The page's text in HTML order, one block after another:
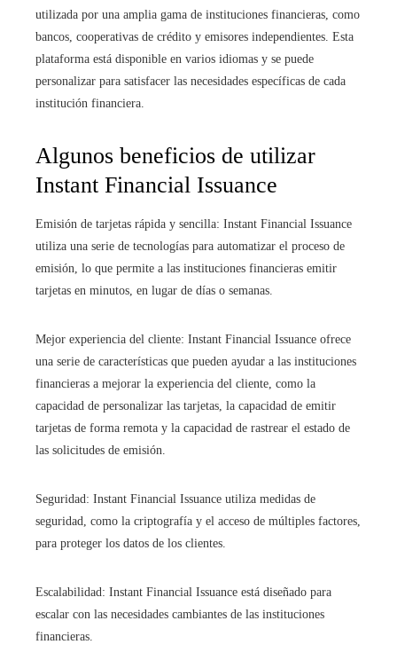
utilizada por una amplia gama de instituciones financieras, como
bancos, cooperativas de crédito y emisores independientes. Esta
plataforma está disponible en varios idiomas y se puede
personalizar para satisfacer las necesidades específicas de cada
institución financiera.
Algunos beneficios de utilizar
Instant Financial Issuance
Emisión de tarjetas rápida y sencilla: Instant Financial Issuance
utiliza una serie de tecnologías para automatizar el proceso de
emisión, lo que permite a las instituciones financieras emitir
tarjetas en minutos, en lugar de días o semanas.
Mejor experiencia del cliente: Instant Financial Issuance ofrece
una serie de características que pueden ayudar a las instituciones
financieras a mejorar la experiencia del cliente, como la
capacidad de personalizar las tarjetas, la capacidad de emitir
tarjetas de forma remota y la capacidad de rastrear el estado de
las solicitudes de emisión.
Seguridad: Instant Financial Issuance utiliza medidas de
seguridad, como la criptografía y el acceso de múltiples factores,
para proteger los datos de los clientes.
Escalabilidad: Instant Financial Issuance está diseñado para
escalar con las necesidades cambiantes de las instituciones
financieras.